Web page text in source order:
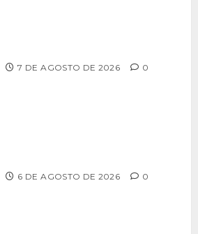
7 DE AGOSTO DE 2026 0
6 DE AGOSTO DE 2026 0